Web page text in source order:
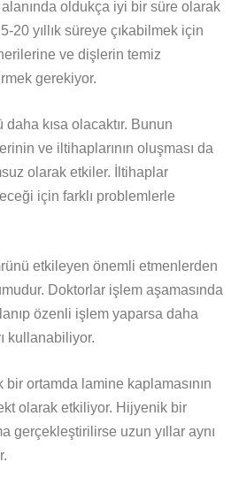
alanında oldukça iyi bir süre olarak
20 yıllık süreye çıkabilmek için
ve dişlerin temiz
gerekiyor.
kısa olacaktır. Bunun
ve iltihaplarının oluşması da
olarak etkiler. İltihaplar
için farklı problemlerle
etkileyen önemli etmenlerden
Doktorlar işlem aşamasında
özenli işlem yaparsa daha
kullanabiliyor.
ortamda lamine kaplamasının
olarak etkiliyor. Hijyenik bir
gerçekleştirilirse uzun yıllar aynı